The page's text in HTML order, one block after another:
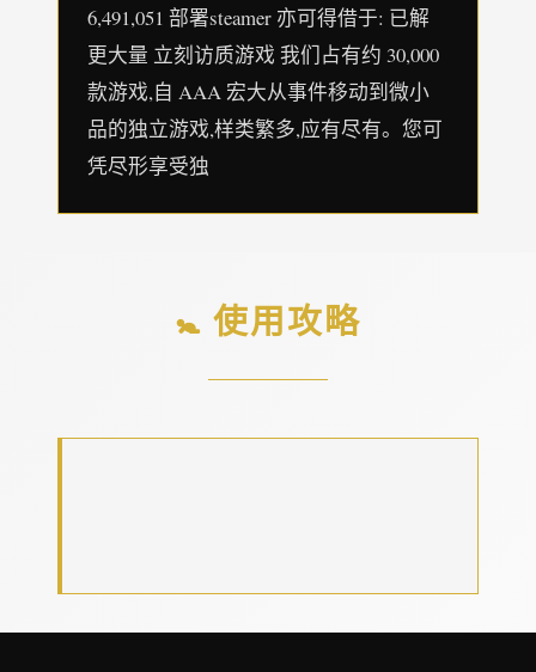
6,491,051 部署steamer 亦可得借于: 已解
更大量 立刻访质游戏 我们占有约 30,000
款游戏,自 AAA 宏大从事件移动到微小
品的独立游戏,样类繁多,应有尽有。您可
凭尽形享受独
🚼 使用攻略